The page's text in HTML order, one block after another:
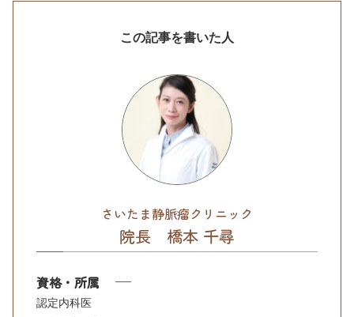
この記事を書いた人
さいたま静脈瘤クリニック
院長 橋本 千尋
資格・所属
認定内科医